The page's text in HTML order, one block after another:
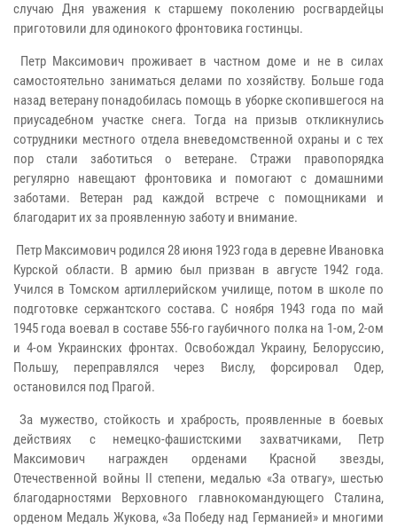
случаю Дня уважения к старшему поколению росгвардейцы
приготовили для одинокого фронтовика гостинцы.
Петр Максимович проживает в частном доме и не в силах
самостоятельно заниматься делами по хозяйству. Больше года
назад ветерану понадобилась помощь в уборке скопившегося на
приусадебном участке снега. Тогда на призыв откликнулись
сотрудники местного отдела вневедомственной охраны и с тех
пор стали заботиться о ветеране. Стражи правопорядка
регулярно навещают фронтовика и помогают с домашними
заботами. Ветеран рад каждой встрече с помощниками и
благодарит их за проявленную заботу и внимание.
Петр Максимович родился 28 июня 1923 года в деревне Ивановка
Курской области. В армию был призван в августе 1942 года.
Учился в Томском артиллерийском училище, потом в школе по
подготовке сержантского состава. С ноября 1943 года по май
1945 года воевал в составе 556-го гаубичного полка на 1-ом, 2-ом
и 4-ом Украинских фронтах. Освобождал Украину, Белоруссию,
Польшу, переправлялся через Вислу, форсировал Одер,
остановился под Прагой.
За мужество, стойкость и храбрость, проявленные в боевых
действиях с немецко-фашистскими захватчиками, Петр
Максимович награжден орденами Красной звезды,
Отечественной войны II степени, медалью «За отвагу», шестью
благодарностями Верховного главнокомандующего Сталина,
орденом Медаль Жукова, «За Победу над Германией» и многими